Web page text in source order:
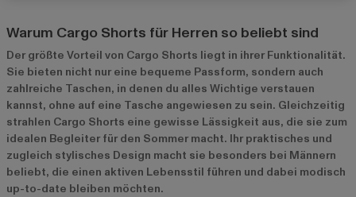
Warum Cargo Shorts für Herren so beliebt sind
Der größte Vorteil von Cargo Shorts liegt in ihrer Funktionalität.
Sie bieten nicht nur eine bequeme Passform, sondern auch
zahlreiche Taschen, in denen du alles Wichtige verstauen
kannst, ohne auf eine Tasche angewiesen zu sein. Gleichzeitig
strahlen Cargo Shorts eine gewisse Lässigkeit aus, die sie zum
idealen Begleiter für den Sommer macht. Ihr praktisches und
zugleich stylisches Design macht sie besonders bei Männern
beliebt, die einen aktiven Lebensstil führen und dabei modisch
up-to-date bleiben möchten.